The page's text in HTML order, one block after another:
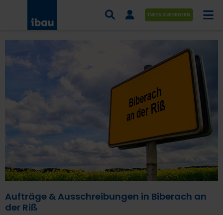
AUFTRÄGE NACH BRANCHE
AUFTRÄGE NACH ORT
SERVICES UND LEISTUNGEN
AKADEMIE
ÜBER UNS
KONTAKT
INFOS ANFORDERN
Aufträge & Ausschreibungen in Biberach an
der Riß